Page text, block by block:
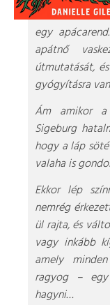
egy
apátnő
útmutatását,
gyógyításra
Ám amikor
Sigeburg
hogy a láp
valaha is
Ekkor lép
nemrég
ül rajta, és
vagy inkább
amely
ragyog –
hagyni…